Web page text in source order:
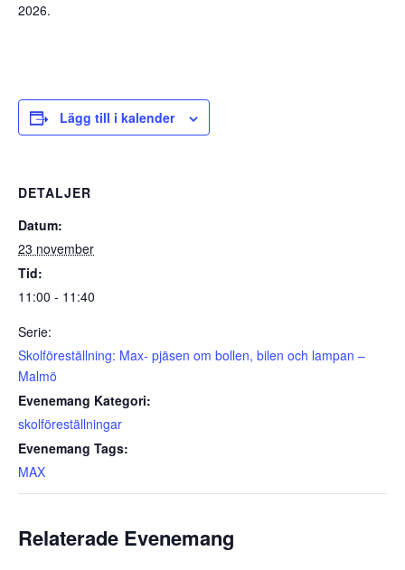
2026.
Lägg till i kalender
DETALJER
Datum:
23 november
Tid:
11:00 - 11:40
Serie:
Skolföreställning: Max- pjäsen om bollen, bilen och lampan –
Malmö
Evenemang Kategori:
skolföreställningar
Evenemang Tags:
MAX
Relaterade Evenemang